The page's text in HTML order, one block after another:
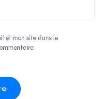
et mon site dans le